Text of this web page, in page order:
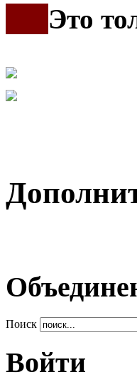
Это
Поиск
Войти